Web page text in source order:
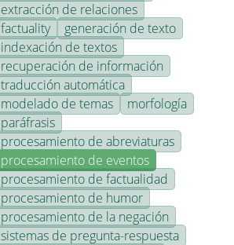
extracción de relaciones
factuality
generación de texto
indexación de textos
recuperación de información
traducción automática
modelado de temas
morfología
paráfrasis
procesamiento de abreviaturas
procesamiento de eventos
procesamiento de factualidad
procesamiento de humor
procesamiento de la negación
sistemas de pregunta-respuesta